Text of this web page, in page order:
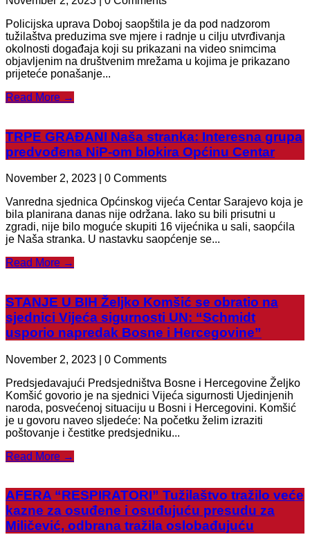
Policijska uprava Doboj saopštila je da pod nadzorom
tužilaštva preduzima sve mjere i radnje u cilju utvrđivanja
okolnosti događaja koji su prikazani na video snimcima
objavljenim na društvenim mrežama u kojima je prikazano
prijeteće ponašanje...
Read More →
TRPE GRAĐANI Naša stranka: Interesna grupa
predvođena NiP-om blokira Općinu Centar
November 2, 2023 | 0 Comments
Vanredna sjednica Općinskog vijeća Centar Sarajevo koja je
bila planirana danas nije održana. Iako su bili prisutni u
zgradi, nije bilo moguće skupiti 16 vijećnika u sali, saopćila
je Naša stranka. U nastavku saopćenje se...
Read More →
STANJE U BIH Željko Komšić se obratio na
sjednici Vijeća sigurnosti UN: “Schmidt
usporio napredak Bosne i Hercegovine”
November 2, 2023 | 0 Comments
Predsjedavajući Predsjedništva Bosne i Hercegovine Željko
Komšić govorio je na sjednici Vijeća sigurnosti Ujedinjenih
naroda, posvećenoj situaciju u Bosni i Hercegovini. Komšić
je u govoru naveo sljedeće: Na početku želim izraziti
poštovanje i čestitke predsjedniku...
Read More →
AFERA “RESPIRATORI” Tužilaštvo tražilo veće
kazne za osuđene i osuđujuću presudu za
Miličević, odbrana tražila oslobađujuću